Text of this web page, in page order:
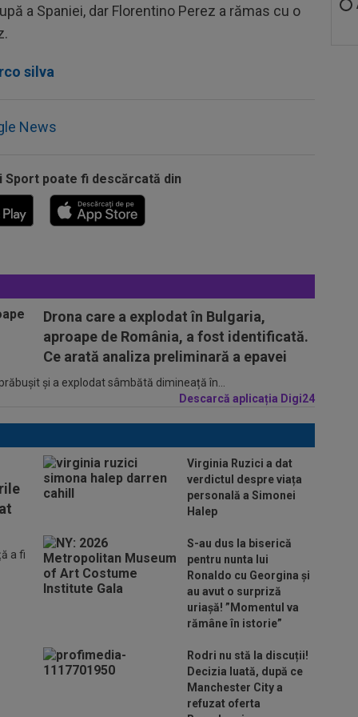
a Spaniei, dar Florentino Perez a rămas cu o
silva
News
Sport poate fi descărcată din
Drona care a explodat în Bulgaria,
aproape de România, a fost identificată.
Ce arată analiza preliminară a epavei
și a explodat sâmbătă dimineață în...
Descarcă aplicația Digi24
a fi
Virginia Ruzici a dat
verdictul despre viața
personală a Simonei
Halep
S-au dus la biserică
pentru nunta lui
Ronaldo cu Georgina și
au avut o surpriză
uriașă! ”Momentul va
rămâne în istorie”
Rodri nu stă la discuții!
Decizia luată, după ce
Manchester City a
refuzat oferta